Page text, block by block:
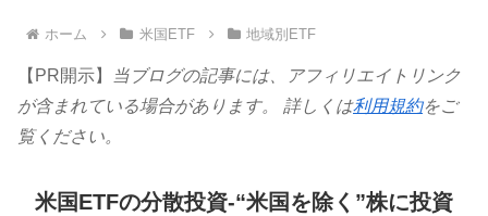
ホーム 米国ETF 地域別ETF
【PR開示】
当ブログの記事には、アフィリエイトリンク
が含まれている場合があります。 詳しくは利用規約をご
覧ください。
米国ETFの分散投資-“米国を除く”株に投資